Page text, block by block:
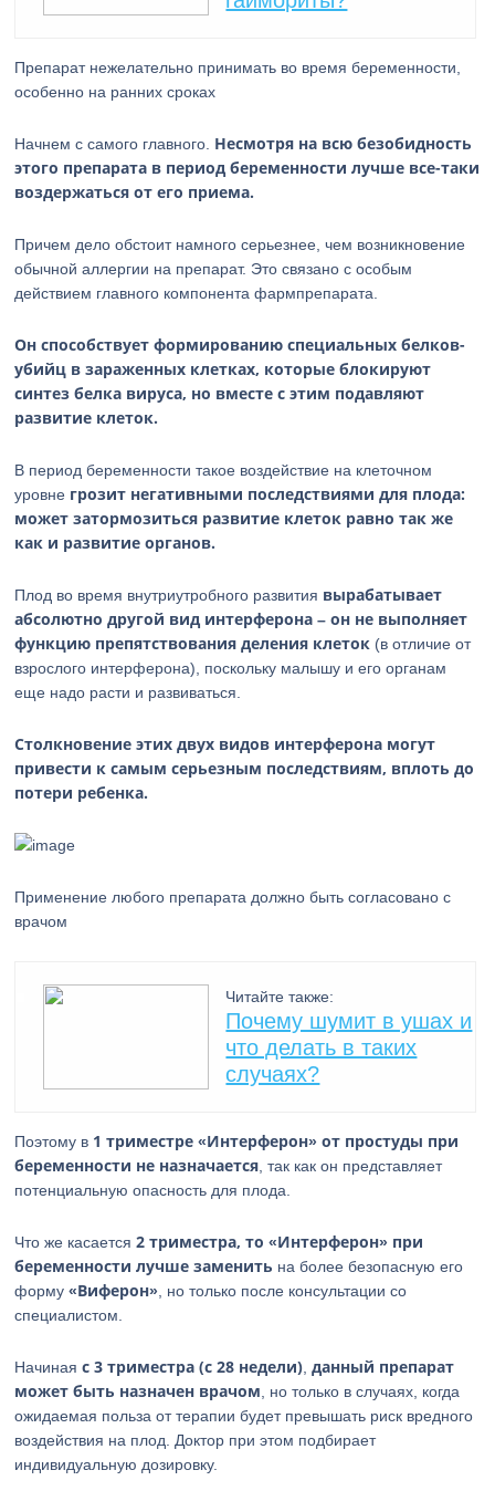
Препарат нежелательно принимать во время беременности,
особенно на ранних сроках
Начнем с самого главного. Несмотря на всю безобидность
этого препарата в период беременности лучше все-таки
воздержаться от его приема.
Причем дело обстоит намного серьезнее, чем возникновение
обычной аллергии на препарат. Это связано с особым
действием главного компонента фармпрепарата.
Он способствует формированию специальных белков-
убийц в зараженных клетках, которые блокируют
синтез белка вируса, но вместе с этим подавляют
развитие клеток.
В период беременности такое воздействие на клеточном
уровне грозит негативными последствиями для плода:
может затормозиться развитие клеток равно так же
как и развитие органов.
Плод во время внутриутробного развития вырабатывает
абсолютно другой вид интерферона – он не выполняет
функцию препятствования деления клеток (в отличие от
взрослого интерферона), поскольку малышу и его органам
еще надо расти и развиваться.
Столкновение этих двух видов интерферона могут
привести к самым серьезным последствиям, вплоть до
потери ребенка.
Применение любого препарата должно быть согласовано с
врачом
Читайте также:
Почему шумит в ушах и
что делать в таких
случаях?
Поэтому в 1 триместре «Интерферон» от простуды при
беременности не назначается , так как он представляет
потенциальную опасность для плода.
Что же касается2 триместра, то «Интерферон» при
беременности лучше заменить на более безопасную его
форму«Виферон» , но только после консультации со
специалистом.
Начинаяс 3 триместра (с 28 недели) ,данный препарат
может быть назначен врачом , но только в случаях, когда
ожидаемая польза от терапии будет превышать риск вредного
воздействия на плод. Доктор при этом подбирает
индивидуальную дозировку.